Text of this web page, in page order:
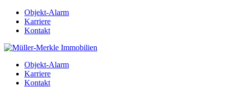
Objekt-Alarm
Karriere
Kontakt
Objekt-Alarm
Karriere
Kontakt